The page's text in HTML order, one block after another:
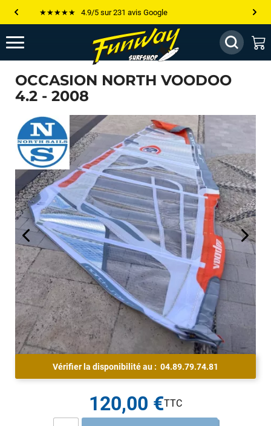
Les plus grandes marques sont chez Funway
Jusqu’à -75% de remise sur le windsurf, wingfoil, etc...
💰 Meilleur prix garanti — Moins cher ailleurs ? On s’aligne !
Besoin de conseils de pro ? Appelle nous !
OCCASION NORTH VOODOO
4.2 - 2008
Vérifier la disponibilité au : 04.89.79.74.81
120,00 €